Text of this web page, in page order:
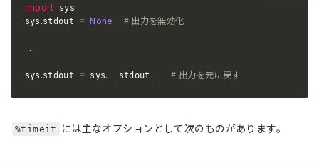
import sys
sys .stdout = None # 出力を無効化
...
sys .stdout = sys. __stdout__ # 出力を元に戻す
%timeit には主なオプションとして次のものがあります。